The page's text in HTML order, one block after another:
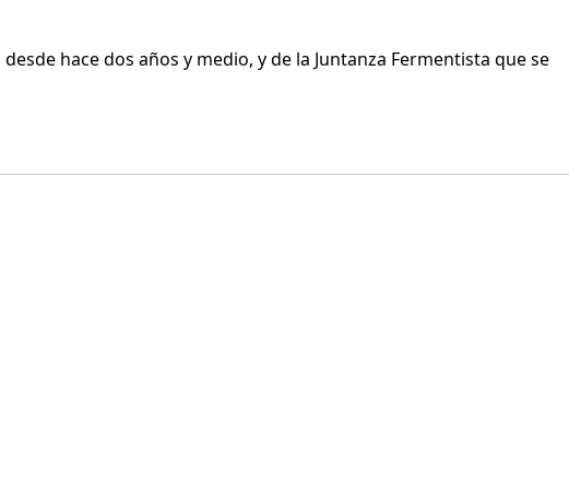
hace dos años y medio, y de la Juntanza Fermentista que se